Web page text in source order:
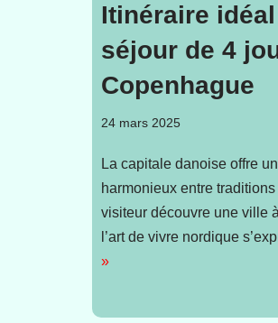
Itinéraire
séjour de 4
Copenhague
24 mars 2025
La capitale danoise offre
harmonieux entre
visiteur découvre une ville
l’art de vivre nordique
»